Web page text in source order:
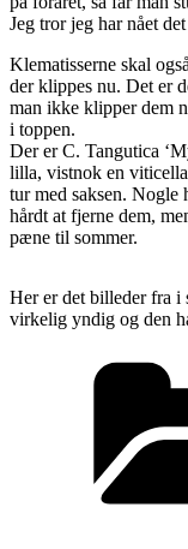
Jeg tror jeg har nået
Klematisserne skal
der klippes nu. Det er
man ikke klipper dem
i toppen.
Der er C. Tangutica
lilla, vistnok en
tur med saksen. Nogle
hårdt at fjerne dem,
pæne til sommer.
Her er det billeder fra i
virkelig yndig og den